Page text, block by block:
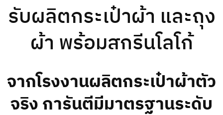
รับผลิตกระเป๋าผ้า และถุง
ผ้า พร้อมสกรีนโลโก้
จากโรงงานผลิตกระเป๋าผ้าตัว
จริง การันตีมีมาตรฐานระดับ